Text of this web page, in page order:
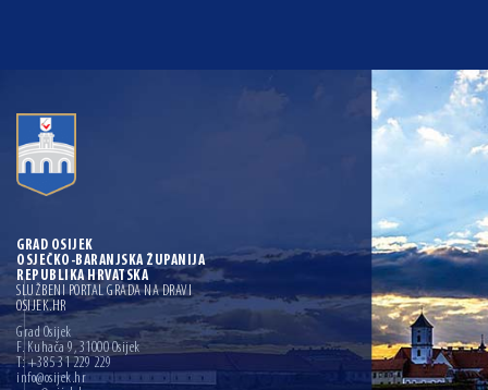
GRAD OSIJEK
OSJEČKO-BARANJSKA ŽUPANIJA
REPUBLIKA HRVATSKA
SLUŽBENI PORTAL GRADA NA DRAVI
OSIJEK.HR
Grad Osijek
F. Kuhača 9, 31000 Osijek
T: +385 31 229 229
info@osijek.hr